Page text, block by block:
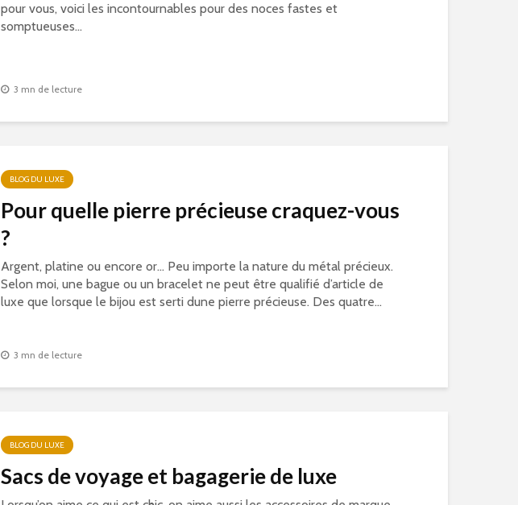
pour vous, voici les incontournables pour des noces fastes et
somptueuses...
3 mn de lecture
BLOG DU LUXE
Pour quelle pierre précieuse craquez-vous
?
Argent, platine ou encore or… Peu importe la nature du métal précieux.
Selon moi, une bague ou un bracelet ne peut être qualifié d’article de
luxe que lorsque le bijou est serti dune pierre précieuse. Des quatre...
3 mn de lecture
BLOG DU LUXE
Sacs de voyage et bagagerie de luxe